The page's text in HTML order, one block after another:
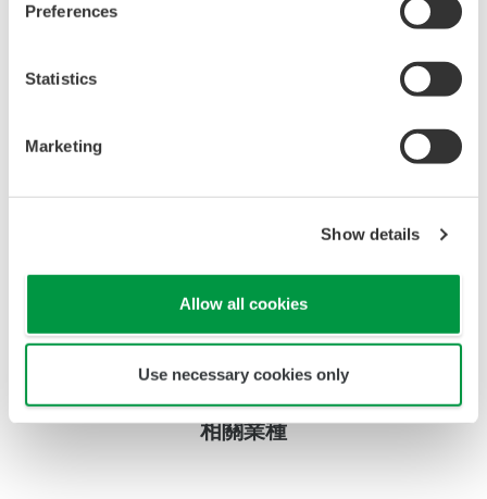
Preferences
Statistics
Marketing
Show details
Allow all cookies
Use necessary cookies only
橫河電機 Yokogawa 1915 年成立於東京，活躍於測量、控
資產和供應鏈的課題，邁向自主運營的過渡。
我們透過遍佈61個國家的 119 家公司和17,500 名員工組成
的全球網路，一同攜手，致力於實現永續發展的社會。
詳情內容，請造訪： www.yokogawa.com
相關業種